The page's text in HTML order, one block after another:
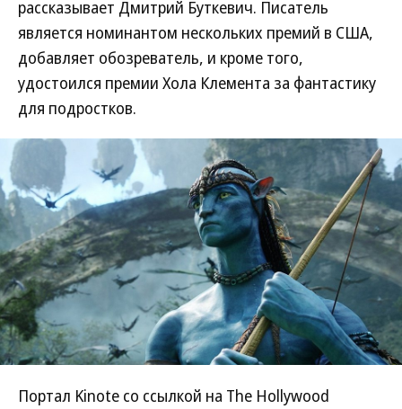
рассказывает Дмитрий Буткевич. Писатель
является номинантом нескольких премий в США,
добавляет обозреватель, и кроме того,
удостоился премии Хола Клемента за фантастику
для подростков.
Портал Kinote со ссылкой на The Hollywood